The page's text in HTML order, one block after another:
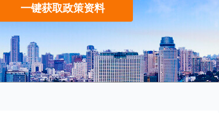
一键获取政策资料